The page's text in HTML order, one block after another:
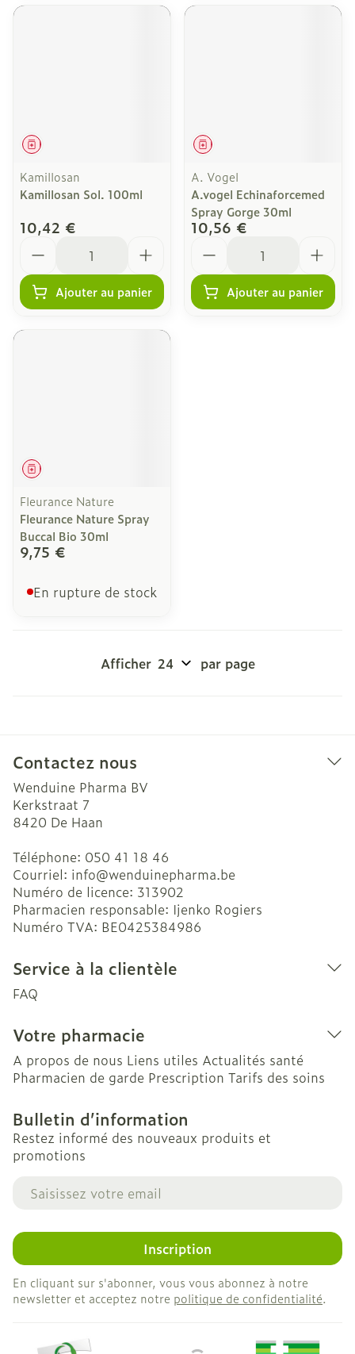
Médicament
Kamillosan
Kamillosan Sol. 100ml
10,42 €
Ajouter au panier
Médicament
A. Vogel
A.vogel Echinaforcemed
Spray Gorge 30ml
10,56 €
Ajouter au panier
Médicament
Fleurance Nature
Fleurance Nature Spray
Buccal Bio 30ml
9,75 €
En rupture de stock
Afficher par page
Contactez nous
Wenduine Pharma BV
Kerkstraat 7
8420 De Haan
Téléphone: 050 41 18 46
Courriel: info@wenduinepharma.be
Numéro de licence: 313902
Pharmacien responsable: Ijenko Rogiers
Numéro TVA: BE0425384986
Service à la clientèle
FAQ
Votre pharmacie
A propos de nous Liens utiles Actualités santé
Pharmacien de garde Prescription Tarifs des soins
Bulletin d’information
Restez informé des nouveaux produits et
promotions
Adresse mail
Inscription
En cliquant sur s'abonner, vous vous abonnez à notre
newsletter et acceptez notre politique de confidentialité.